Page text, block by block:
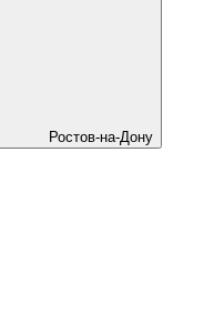
Ростов-на-Дону